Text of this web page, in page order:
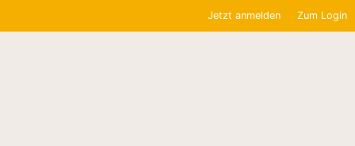
Jetzt anmelden Zum Login